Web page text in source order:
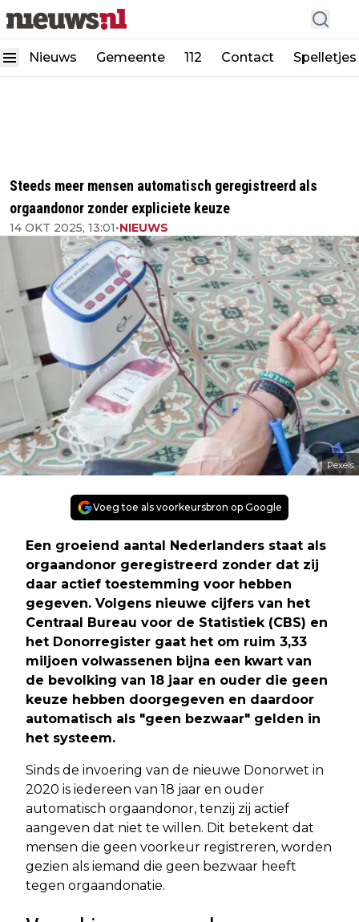
Nieuws Gemeente 112 Contact Spelletjes
Steeds meer mensen automatisch geregistreerd als
orgaandonor zonder expliciete keuze
14 OKT 2025, 13:01•NIEUWS
Pexels
Voeg toe als voorkeursbron op Google
Een groeiend aantal Nederlanders staat als
orgaandonor geregistreerd zonder dat zij
daar actief toestemming voor hebben
gegeven. Volgens nieuwe cijfers van het
Centraal Bureau voor de Statistiek (CBS) en
het Donorregister gaat het om ruim 3,33
miljoen volwassenen bijna een kwart van
de bevolking van 18 jaar en ouder die geen
keuze hebben doorgegeven en daardoor
automatisch als "geen bezwaar" gelden in
het systeem.
Sinds de invoering van de nieuwe Donorwet in
2020 is iedereen van 18 jaar en ouder
automatisch orgaandonor, tenzij zij actief
aangeven dat niet te willen. Dit betekent dat
mensen die geen voorkeur registreren, worden
gezien als iemand die geen bezwaar heeft
tegen orgaandonatie.